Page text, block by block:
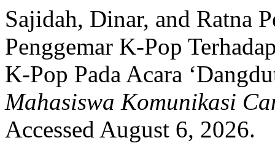
Sajidah, Dinar, and Ratna
Penggemar K-Pop
K-Pop Pada Acara
Mahasiswa Komunikasi
Accessed August 6, 2026.